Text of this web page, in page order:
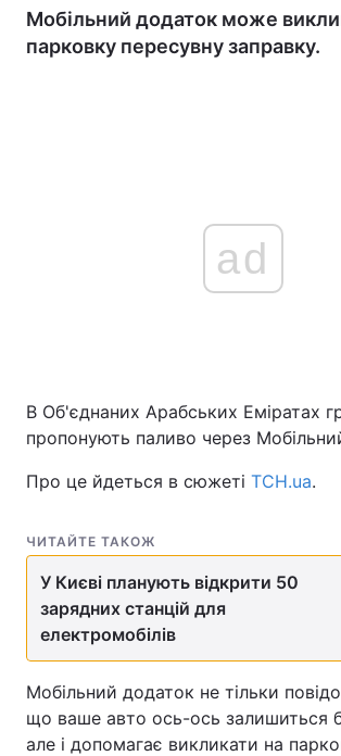
Мобільний додаток може
парковку пересувну заправку.
ad
В Об'єднаних Арабських Еміратах
пропонують паливо через
Про це йдеться в сюжеті ТСН.uа.
ЧИТАЙТЕ ТАКОЖ
У Києві планують відкрити 50
зарядних станцій для
електромобілів
Мобільний додаток не тільки
що ваше авто ось-ось залишиться
але і допомагає викликати на